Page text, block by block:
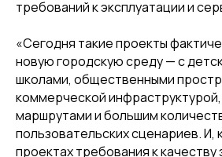
требований к эксплуатации и
«Сегодня такие проекты
новую городскую среду — с
школами, общественными
коммерческой
маршрутами и большим
пользовательских сценариев. И,
проектах требования к качеству